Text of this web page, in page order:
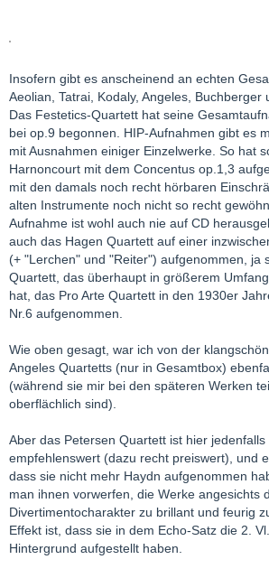
Insofern gibt es anscheinend an echten
Aeolian, Tatrai, Kodaly, Angeles, Buchberger
Das Festetics-Quartett hat seine
bei op.9 begonnen. HIP-Aufnahmen gibt es
mit Ausnahmen einiger Einzelwerke. So hat
Harnoncourt mit dem Concentus op.1,3
mit den damals noch recht hörbaren
alten Instrumente noch nicht so recht
Aufnahme ist wohl auch nie auf CD
auch das Hagen Quartett auf einer
(+ "Lerchen" und "Reiter") aufgenommen, ja
Quartett, das überhaupt in größerem
hat, das Pro Arte Quartett in den 1930er
Nr.6 aufgenommen.
Wie oben gesagt, war ich von der
Angeles Quartetts (nur in Gesamtbox)
(während sie mir bei den späteren Werken
oberflächlich sind).
Aber das Petersen Quartett ist hier jedenfalls
empfehlenswert (dazu recht preiswert), und
dass sie nicht mehr Haydn aufgenommen
man ihnen vorwerfen, die Werke angesichts
Divertimentocharakter zu brillant und feurig
Effekt ist, dass sie in dem Echo-Satz die 2.
Hintergrund aufgestellt haben.